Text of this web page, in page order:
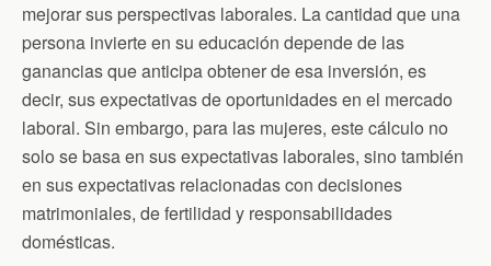
mejorar sus perspectivas laborales. La cantidad que una
persona invierte en su educación depende de las
ganancias que anticipa obtener de esa inversión, es
decir, sus expectativas de oportunidades en el mercado
laboral. Sin embargo, para las mujeres, este cálculo no
solo se basa en sus expectativas laborales, sino también
en sus expectativas relacionadas con decisiones
matrimoniales, de fertilidad y responsabilidades
domésticas.